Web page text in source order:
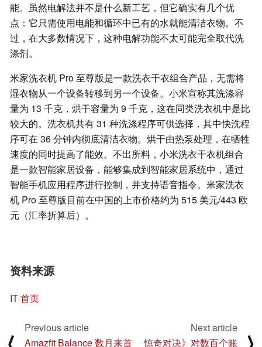
能。虽然电解法并不是什么新工艺，但它确实有几个优
点：它只需使用电能和循环中已有的水就能清洁衣物。不
过，在大多数情况下，这种电解功能不太可能完全取代洗
涤剂。
米家洗衣机 Pro 至尊版是一款洗衣干衣组合产品，无需将
湿衣物从一个设备转移到另一个设备。小米宣称其洗涤容
量为 13 千克，烘干容量为 9 千克，这在同类洗衣机中是比
较大的。洗衣机共有 31 种洗涤程序可供选择，其中快洗程
序可在 36 分钟内彻底清洁衣物。烘干由热泵处理，在牺牲
速度的同时提高了能效。不出所料，小米洗衣干衣机组合
是一款智能家居设备，能够集成到智能家居系统中，通过
智能手机应用程序进行控制，并支持语音指令。米家洗衣
机 Pro 至尊版目前在中国的上市价格约为 515 美元/443 欧
元（汇率折算后）。
资料来源
IT 首页
Previous article
Amazfit Balance 数月来首
Next article
惊奇对决》对数百个账